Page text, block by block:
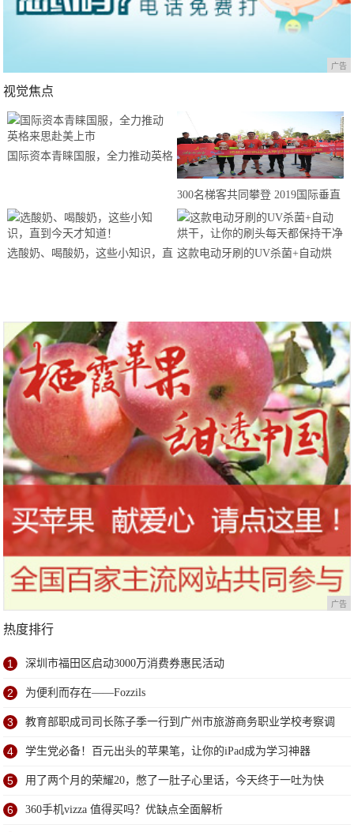
广告
视觉焦点
国际资本青睐国服，全力推动英格
300名梯客共同攀登 2019国际垂直
马拉松超级精英赛顺德海骏达中心
站欢乐开跑
选酸奶、喝酸奶，这些小知识，直 这款电动牙刷的UV杀菌+自动烘
广告
热度排行
1 深圳市福田区启动3000万消费券惠民活动
2 为便利而存在——Fozzils
3 教育部职成司司长陈子季一行到广州市旅游商务职业学校考察调
研
4 学生党必备！百元出头的苹果笔，让你的iPad成为学习神器
5 用了两个月的荣耀20，憋了一肚子心里话，今天终于一吐为快
6 360手机vizza 值得买吗？优缺点全面解析